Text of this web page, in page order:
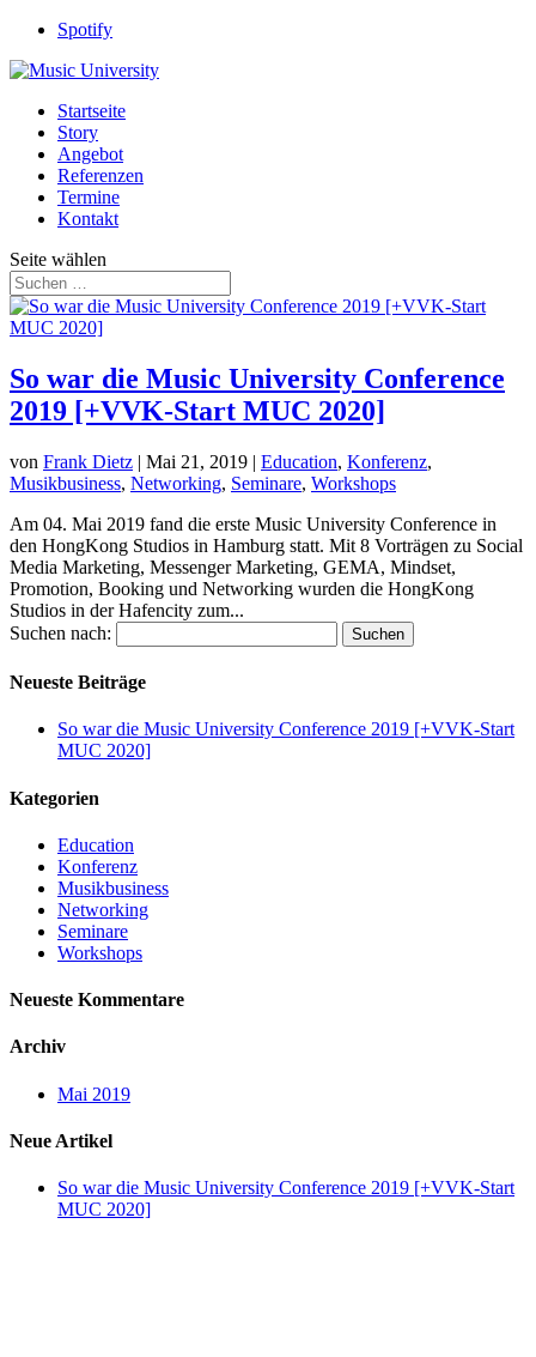
Spotify
Startseite
Story
Angebot
Referenzen
Termine
Kontakt
Seite wählen
So war die Music University Conference
2019 [+VVK-Start MUC 2020]
von Frank Dietz | Mai 21, 2019 | Education, Konferenz,
Musikbusiness, Networking, Seminare, Workshops
Am 04. Mai 2019 fand die erste Music University Conference in
den HongKong Studios in Hamburg statt. Mit 8 Vorträgen zu Social
Media Marketing, Messenger Marketing, GEMA, Mindset,
Promotion, Booking und Networking wurden die HongKong
Studios in der Hafencity zum...
Suchen nach:
Neueste Beiträge
So war die Music University Conference 2019 [+VVK-Start
MUC 2020]
Kategorien
Education
Konferenz
Musikbusiness
Networking
Seminare
Workshops
Neueste Kommentare
Archiv
Mai 2019
Neue Artikel
So war die Music University Conference 2019 [+VVK-Start
MUC 2020]